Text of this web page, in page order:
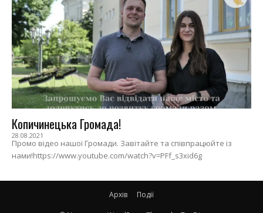
Копичинецька Громада!
28.08.2021
Промо відео нашої Громади. Завітайте та співпрацюйте із
нами!https://www.youtube.com/watch?v=PFf_s3xid6g
Архів Події